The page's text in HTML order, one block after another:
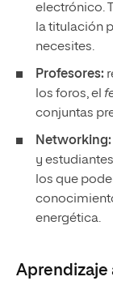
electrónico.
la titulación
necesites.
Profesores:
los foros, el
conjuntas
Networking:
y
los que
energética.
Aprendizaje